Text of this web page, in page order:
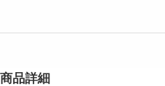
商品詳細